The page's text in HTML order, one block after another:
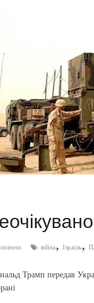
війна, Ізраїль,
Трамп передав